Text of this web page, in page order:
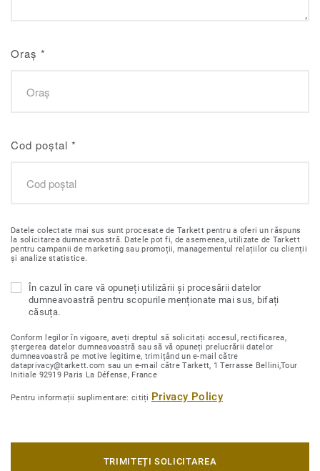
Oraș *
Cod poștal *
Datele colectate mai sus sunt procesate de Tarkett pentru a oferi un răspuns
la solicitarea dumneavoastră. Datele pot fi, de asemenea, utilizate de Tarkett
pentru campanii de marketing sau promoții, managementul relațiilor cu clienții
și analize statistice.
În cazul în care vă opuneți utilizării și procesării datelor
dumneavoastră pentru scopurile menționate mai sus, bifați
căsuța.
Conform legilor în vigoare, aveți dreptul să solicitați accesul, rectificarea,
ștergerea datelor dumneavoastră sau să vă opuneți prelucrării datelor
dumneavoastră pe motive legitime, trimițând un e-mail către
dataprivacy@tarkett.com sau un e-mail către Tarkett, 1 Terrasse Bellini,Tour
Initiale 92919 Paris La Défense, France
Pentru informații suplimentare: citiți Privacy Policy
TRIMITEȚI SOLICITAREA